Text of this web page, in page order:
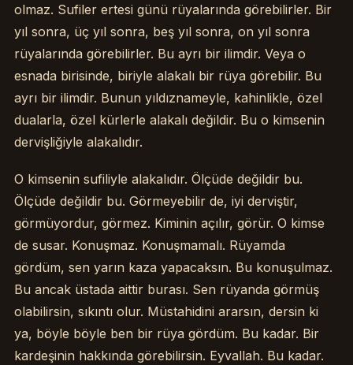
olmaz. Sufiler ertesi günü rüyalarında görebilirler. Bir
yıl sonra, üç yıl sonra, beş yıl sonra, on yıl sonra
rüyalarında görebilirler. Bu ayrı bir ilimdir. Veya o
esnada birisinde, biriyle alakalı bir rüya görebilir. Bu
ayrı bir ilimdir. Bunun yıldıznameyle, kahinlikle, özel
dualarla, özel kürlerle alakalı değildir. Bu o kimsenin
dervişliğiyle alakalıdır.
O kimsenin sufiliyle alakalıdır. Ölçüde değildir bu.
Ölçüde değildir bu. Görmeyebilir de, iyi derviştir,
görmüyordur, görmez. Kiminin açılır, görür. O kimse
de susar. Konuşmaz. Konuşmamalı. Rüyamda
gördüm, sen yarın kaza yapacaksın. Bu konuşulmaz.
Bu ancak üstada aittir burası. Sen rüyanda görmüş
olabilirsin, sıkıntı olur. Müstahidini ararsın, dersin ki
ya, böyle böyle ben bir rüya gördüm. Bu kadar. Bir
kardeşinin hakkında görebilirsin. Eyvallah. Bu kadar.